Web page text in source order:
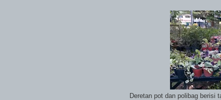
Deretan pot dan polibag berisi